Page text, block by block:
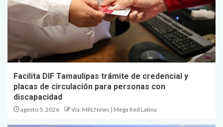
Facilita DIF Tamaulipas trámite de credencial y
placas de circulación para personas con
discapacidad
agosto 5, 2026 Vía: MRLNews | Mega Red Latina